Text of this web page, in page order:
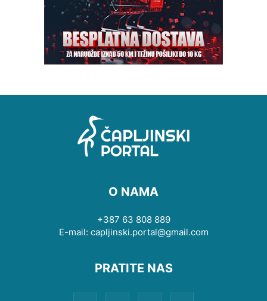
O NAMA
+387 63 808 889
E-mail: capljinski.portal@gmail.com
PRATITE NAS